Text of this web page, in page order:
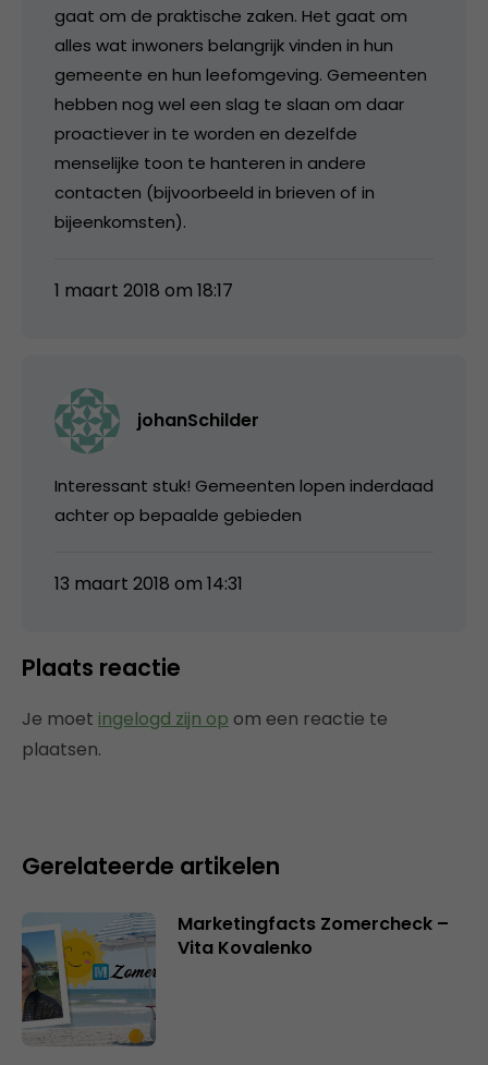
gaat om de praktische zaken. Het gaat om
alles wat inwoners belangrijk vinden in hun
gemeente en hun leefomgeving. Gemeenten
hebben nog wel een slag te slaan om daar
proactiever in te worden en dezelfde
menselijke toon te hanteren in andere
contacten (bijvoorbeeld in brieven of in
bijeenkomsten).
1 maart 2018 om 18:17
johanSchilder
Interessant stuk! Gemeenten lopen inderdaad
achter op bepaalde gebieden
13 maart 2018 om 14:31
Plaats reactie
Je moet ingelogd zijn op om een reactie te
plaatsen.
Gerelateerde artikelen
Marketingfacts Zomercheck –
Vita Kovalenko